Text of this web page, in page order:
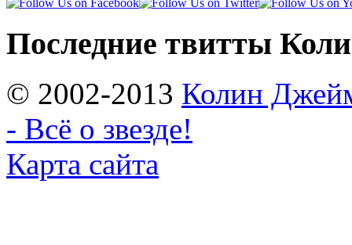
Последние твитты
© 2002-2013 Колин
- Всё о звезде!
Карта сайта